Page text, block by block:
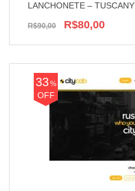
LANCHONETE – TUSCANY
R$90,00 R$80,00
33%
OFF